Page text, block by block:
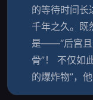
的等待时间长
千年之久。既
是——“后宫且
骨”！ 不仅如
的爆炸物”，